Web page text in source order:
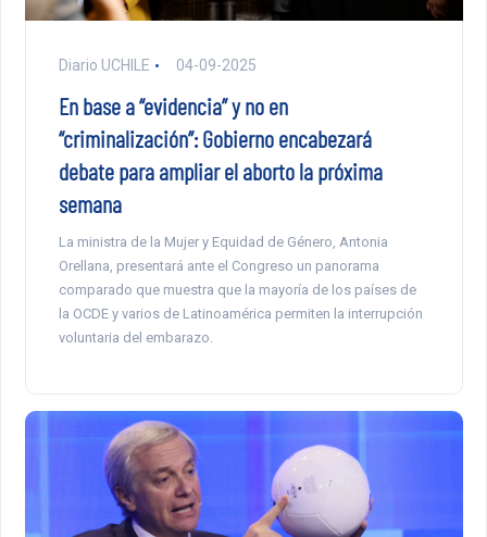
Diario UCHILE 04-09-2025
En base a “evidencia” y no en
“criminalización”: Gobierno encabezará
debate para ampliar el aborto la próxima
semana
La ministra de la Mujer y Equidad de Género, Antonia
Orellana, presentará ante el Congreso un panorama
comparado que muestra que la mayoría de los países de
la OCDE y varios de Latinoamérica permiten la interrupción
voluntaria del embarazo.